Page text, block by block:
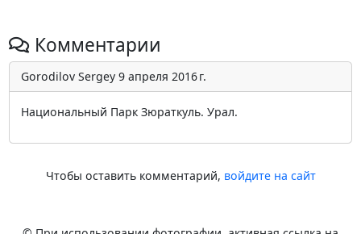
Комментарии
Gorodilov Sergey 9 апреля 2016 г.
Национальный Парк Зюраткуль. Урал.
Чтобы оставить комментарий, войдите на сайт